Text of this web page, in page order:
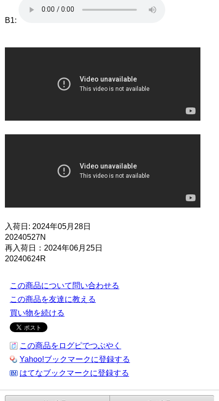
B1:
入荷日: 2024年05月28日
20240527N
再入荷日：2024年06月25日
20240624R
この商品について問い合わせる
この商品を友達に教える
買い物を続ける
この商品をログピでつぶやく
Yahoo!ブックマークに登録する
はてなブックマークに登録する